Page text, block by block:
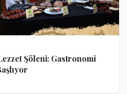
Şöleni: Gastronomi